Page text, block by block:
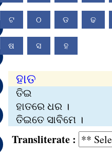
ଟ ଠ ଡ ଢ
ଷ ସ ହ
ହାତ
ତିଇ
ହାତରେ ଧର ।
ତିଇତେ ସାବିମେ ।
Transliterate :